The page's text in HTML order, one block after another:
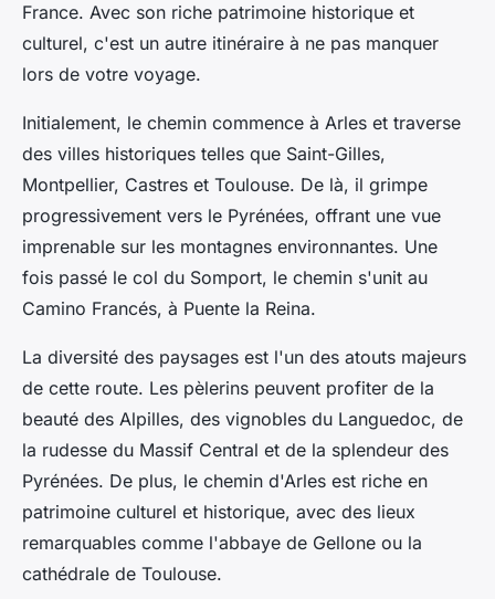
France. Avec son riche patrimoine historique et
culturel, c'est un autre itinéraire à ne pas manquer
lors de votre voyage.
Initialement, le chemin commence à Arles et traverse
des villes historiques telles que Saint-Gilles,
Montpellier, Castres et Toulouse. De là, il grimpe
progressivement vers le Pyrénées, offrant une vue
imprenable sur les montagnes environnantes. Une
fois passé le col du Somport, le chemin s'unit au
Camino Francés, à Puente la Reina.
La diversité des paysages est l'un des atouts majeurs
de cette route. Les pèlerins peuvent profiter de la
beauté des Alpilles, des vignobles du Languedoc, de
la rudesse du Massif Central et de la splendeur des
Pyrénées. De plus, le chemin d'Arles est riche en
patrimoine culturel et historique, avec des lieux
remarquables comme l'abbaye de Gellone ou la
cathédrale de Toulouse.